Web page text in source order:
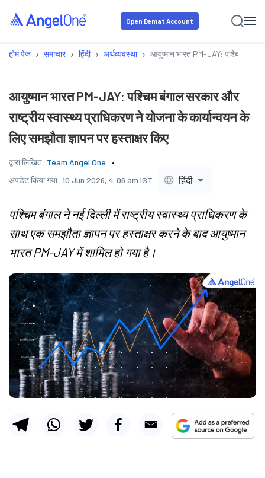
Open Demat Account
होम पेज › समाचार › हिंदी › अर्थव्यवस्था › आयुष्मान भारत PM-JAY: पश्चिम बंगाल
आयुष्मान भारत PM-JAY: पश्चिम बंगाल सरकार और
राष्ट्रीय स्वास्थ्य प्राधिकरण ने योजना के कार्यान्वयन के
लिए समझौता ज्ञापन पर हस्ताक्षर किए
द्वारा लिखित: Team Angel One
अपडेट किया गया: 10 Jun 2026, 4:06 am IST हिंदी
पश्चिम बंगाल ने नई दिल्ली में राष्ट्रीय स्वास्थ्य प्राधिकरण के
साथ एक समझौता ज्ञापन पर हस्ताक्षर करने के बाद आयुष्मान
भारत PM-JAY में शामिल हो गया है।